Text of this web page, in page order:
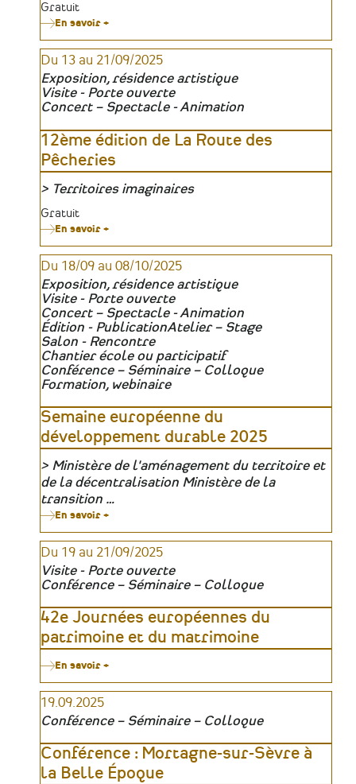
Tarifs
Gratuit
En savoir +
Voix
de
Forge
-
20
de
rencontres
Du 13 au 21/09/2025
Exposition, résidence artistique
Visite - Porte ouverte
Concert – Spectacle - Animation
12ème édition de La Route des
Pêcheries
Organisateur
Territoires imaginaires
Tarifs
Gratuit
En savoir +
édition
de
Route
des
Pêcheries
Du 18/09 au 08/10/2025
Exposition, résidence artistique
Visite - Porte ouverte
Concert – Spectacle - Animation
Édition - PublicationAtelier – Stage
Salon - Rencontre
Chantier école ou participatif
Conférence – Séminaire – Colloque
Formation, webinaire
Semaine européenne du
développement durable 2025
Organisateur
Ministère de l'aménagement du territoire et
de la décentralisation Ministère de la
transition …
En savoir +
européenne
du
durable
2025
Du 19 au 21/09/2025
Visite - Porte ouverte
Conférence – Séminaire – Colloque
42e Journées européennes du
patrimoine et du matrimoine
En savoir +
Journées
patrimoine
du
matrimoine
19.09.2025
Conférence – Séminaire – Colloque
Conférence : Mortagne-sur-Sèvre à
la Belle Époque